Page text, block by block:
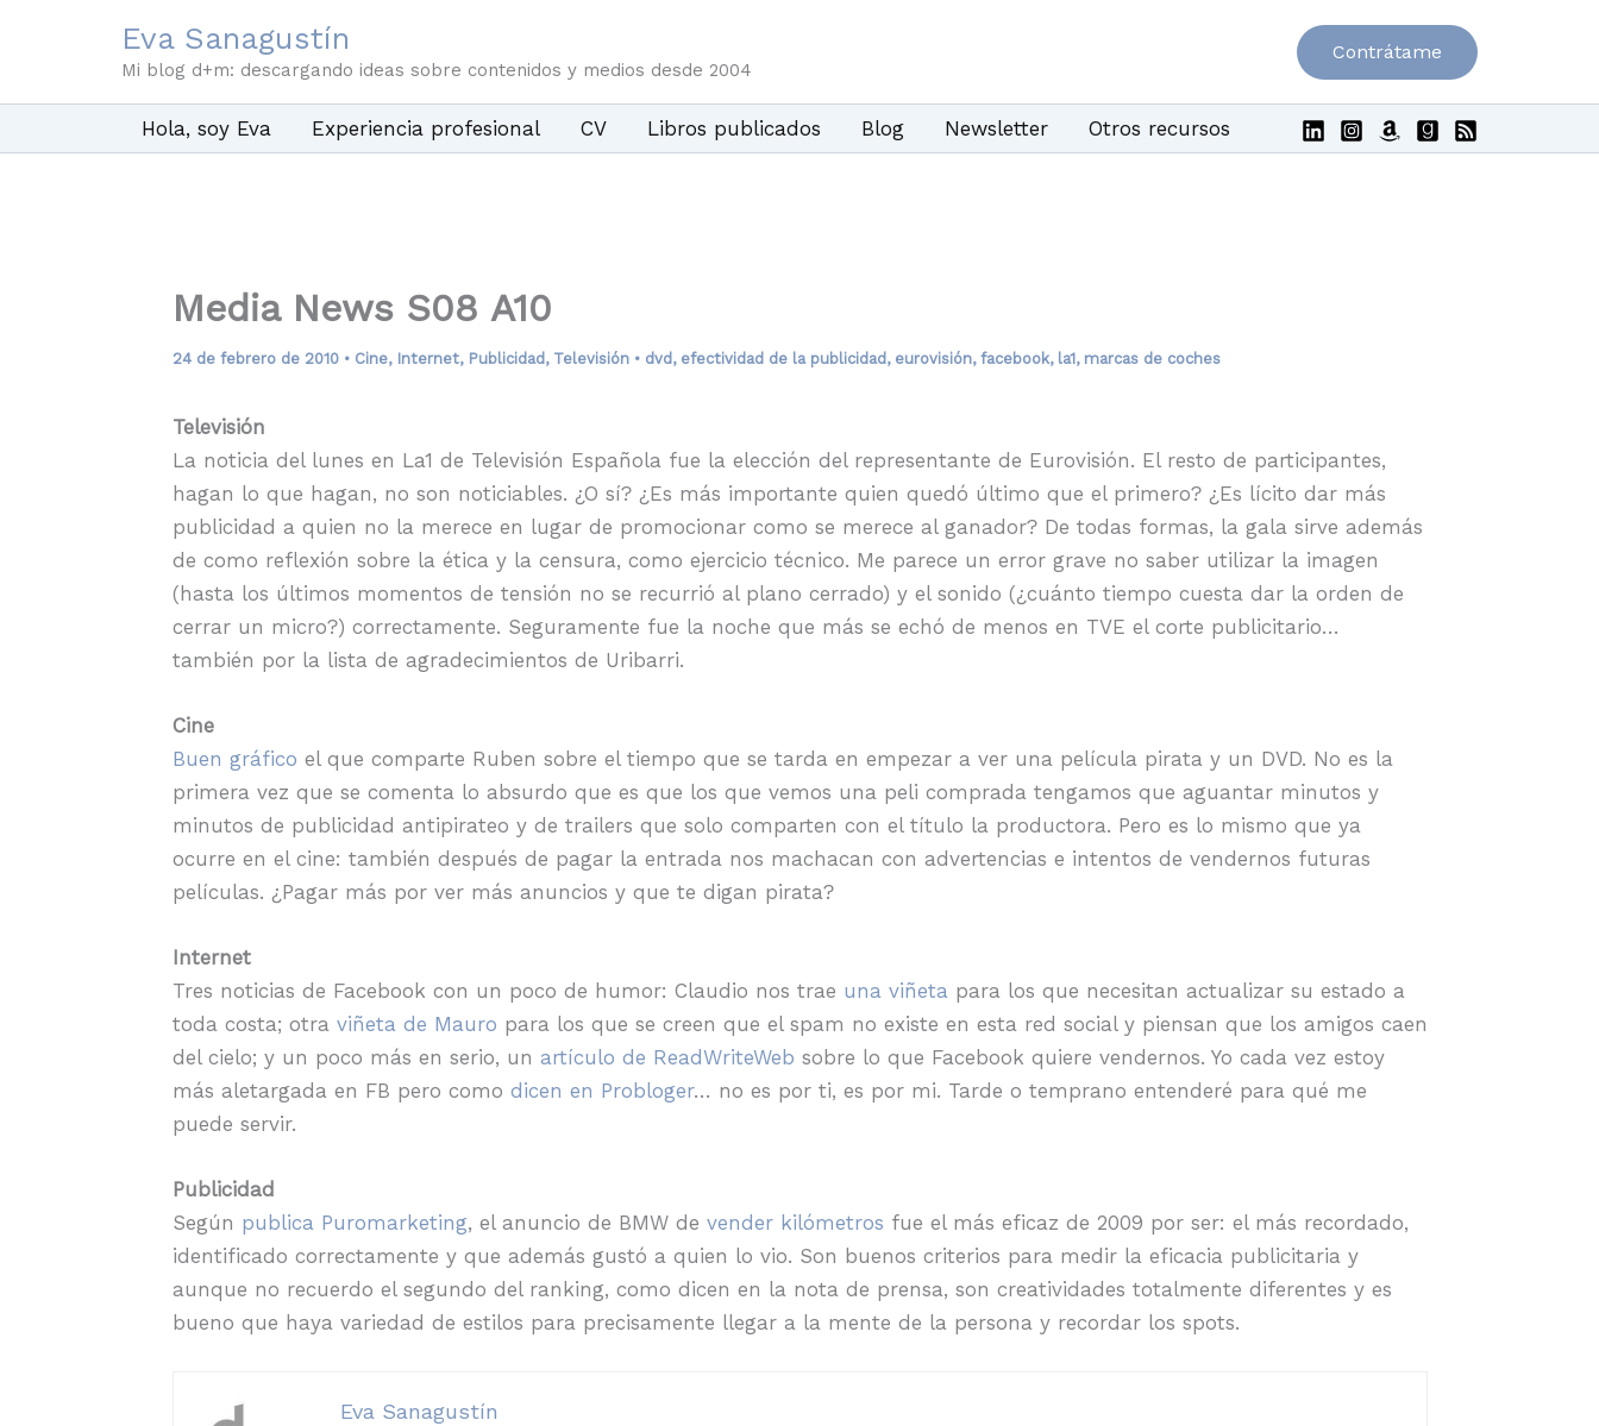
Eva Sanagustín
Mi blog d+m: descargando ideas sobre contenidos y medios desde 2004
Contrátame
Hola, soy Eva Experiencia profesional CV Libros publicados Blog Newsletter Otros recursos
Media News S08 A10
24 de febrero de 2010 • Cine, Internet, Publicidad, Televisión• dvd, efectividad de la publicidad, eurovisión, facebook, la1, marcas de coches
Televisión
La noticia del lunes en La1 de Televisión Española fue la elección del representante de Eurovisión. El resto de participantes,
hagan lo que hagan, no son noticiables. ¿O sí? ¿Es más importante quien quedó último que el primero? ¿Es lícito dar más
publicidad a quien no la merece en lugar de promocionar como se merece al ganador? De todas formas, la gala sirve además
de como reflexión sobre la ética y la censura, como ejercicio técnico. Me parece un error grave no saber utilizar la imagen
(hasta los últimos momentos de tensión no se recurrió al plano cerrado) y el sonido (¿cuánto tiempo cuesta dar la orden de
cerrar un micro?) correctamente. Seguramente fue la noche que más se echó de menos en TVE el corte publicitario…
también por la lista de agradecimientos de Uribarri.
Cine
Buen gráfico el que comparte Ruben sobre el tiempo que se tarda en empezar a ver una película pirata y un DVD. No es la
primera vez que se comenta lo absurdo que es que los que vemos una peli comprada tengamos que aguantar minutos y
minutos de publicidad antipirateo y de trailers que solo comparten con el título la productora. Pero es lo mismo que ya
ocurre en el cine: también después de pagar la entrada nos machacan con advertencias e intentos de vendernos futuras
películas. ¿Pagar más por ver más anuncios y que te digan pirata?
Internet
Tres noticias de Facebook con un poco de humor: Claudio nos trae una viñeta para los que necesitan actualizar su estado a
toda costa; otra viñeta de Mauro para los que se creen que el spam no existe en esta red social y piensan que los amigos caen
del cielo; y un poco más en serio, un artículo de ReadWriteWeb sobre lo que Facebook quiere vendernos. Yo cada vez estoy
más aletargada en FB pero como dicen en Probloger… no es por ti, es por mi. Tarde o temprano entenderé para qué me
puede servir.
Publicidad
Según publica Puromarketing, el anuncio de BMW de vender kilómetros fue el más eficaz de 2009 por ser: el más recordado,
identificado correctamente y que además gustó a quien lo vio. Son buenos criterios para medir la eficacia publicitaria y
aunque no recuerdo el segundo del ranking, como dicen en la nota de prensa, son creatividades totalmente diferentes y es
bueno que haya variedad de estilos para precisamente llegar a la mente de la persona y recordar los spots.
Eva Sanagustín